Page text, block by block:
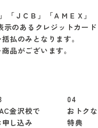
ＪＣＢ」「ＡＭＥＸ」
示のあるクレジットカード
払のみとなります。
金沢校で
申し込み
04
おトクな
特典